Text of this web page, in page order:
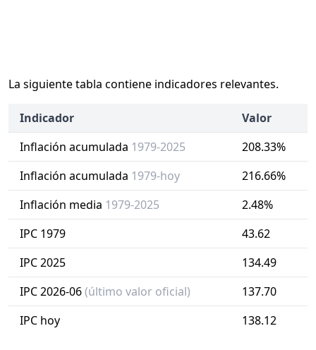
La siguiente tabla contiene indicadores relevantes.
Indicador
Valor
Inflación acumulada 1979-2025
208.33%
Inflación acumulada 1979-hoy
216.66%
Inflación media 1979-2025
2.48%
IPC 1979
43.62
IPC 2025
134.49
IPC 2026-06(último valor oficial)
137.70
IPC hoy
138.12